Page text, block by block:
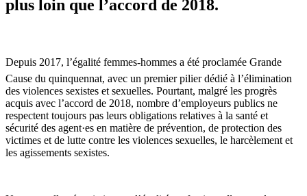
plus loin que l’accord de 2018.
Depuis 2017, l’égalité femmes-hommes a été proclamée Grande
Cause du quinquennat, avec un premier pilier dédié à l’élimination
des violences sexistes et sexuelles. Pourtant, malgré les progrès
acquis avec l’accord de 2018, nombre d’employeurs publics ne
respectent toujours pas leurs obligations relatives à la santé et
sécurité des agent·es en matière de prévention, de protection des
victimes et de lutte contre les violences sexuelles, le harcèlement et
les agissements sexistes.